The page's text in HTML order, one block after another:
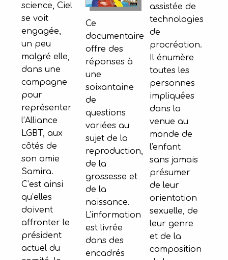
science, Ciel
se voit
engagée,
un peu
malgré elle,
dans une
campagne
pour
représenter
l’Alliance
LGBT, aux
côtés de
son amie
Samira.
C’est ainsi
qu’elles
doivent
affronter le
président
actuel du
Ce
documentaire
offre des
réponses à
une
soixantaine
de
questions
variées au
sujet de la
reproduction,
de la
grossesse et
de la
naissance.
L'information
est livrée
dans des
encadrés
assistée de
technologies
de
procréation.
Il énumère
toutes les
personnes
impliquées
dans la
venue au
monde de
l'enfant
sans jamais
présumer
de leur
orientation
sexuelle, de
leur genre
et de la
composition